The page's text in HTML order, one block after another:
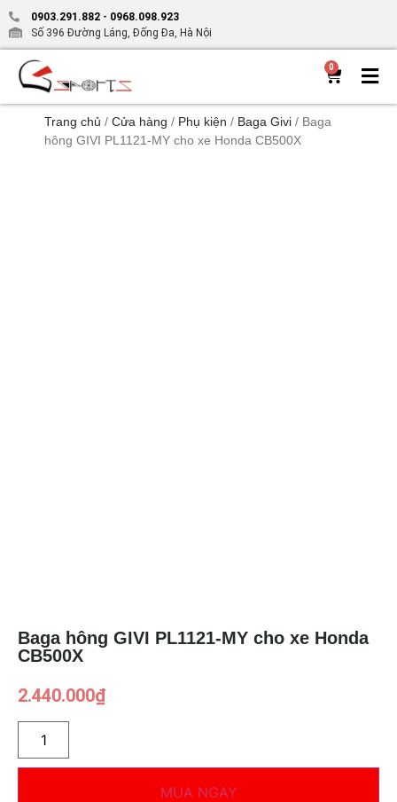
0903.291.882 - 0968.098.923
Số 396 Đường Láng, Đống Đa, Hà Nội
0
Trang chủ / Cửa hàng / Phụ kiện / Baga Givi / Baga
hông GIVI PL1121-MY cho xe Honda CB500X
Baga hông GIVI PL1121-MY cho xe Honda
CB500X
2.440.000₫
MUA NGAY